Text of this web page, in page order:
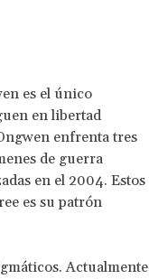
es el único
en libertad
enfrenta tres
de guerra
en el 2004. Estos
es su patrón
Actualmente